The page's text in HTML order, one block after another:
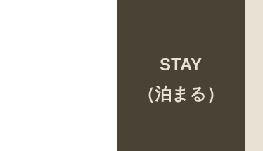
STAY
（泊まる）